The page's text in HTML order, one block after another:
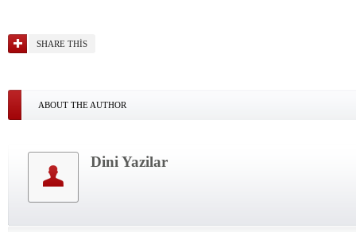
SHARE THIS
ABOUT THE AUTHOR
Dini Yazilar